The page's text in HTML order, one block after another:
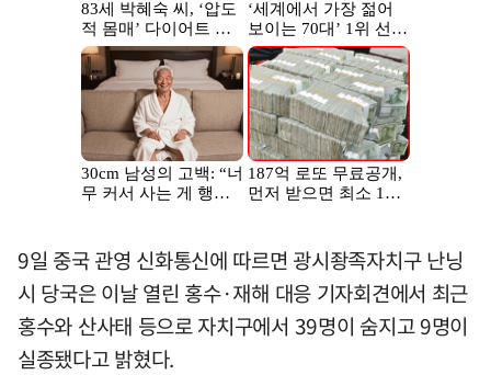
9일 중국 관영 신화통신에 따르면 광시좡족자치구 난닝
시 당국은 이날 열린 홍수·재해 대응 기자회견에서 최근
홍수와 산사태 등으로 자치구에서 39명이 숨지고 9명이
실종됐다고 밝혔다.